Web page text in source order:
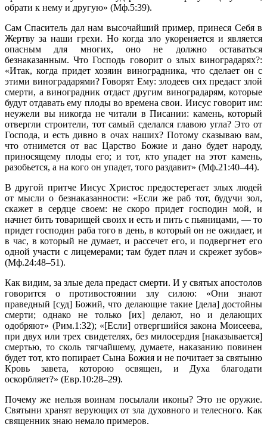
обрати к нему и другую» (Мф.5:39).
Сам Спаситель дал нам высочайший пример, принеся Себя в
Жертву за наши грехи. Но когда зло укореняется и является
опасным для многих, оно не должно оставаться
безнаказанным. Что Господь говорит о злых виноградарях?:
«Итак, когда придет хозяин виноградника, что сделает он с
этими виноградарями? Говорят Ему: злодеев сих предаст злой
смерти, а виноградник отдаст другим виноградарям, которые
будут отдавать ему плоды во времена свои. Иисус говорит им:
неужели вы никогда не читали в Писании: камень, который
отвергли строители, тот самый сделался главою угла? Это от
Господа, и есть дивно в очах наших? Потому сказываю вам,
что отнимется от вас Царство Божие и дано будет народу,
приносящему плоды его; и тот, кто упадет на этот камень,
разобьется, а на кого он упадет, того раздавит» (Мф.21:40–44).
В другой притче Иисус Христос предостерегает злых людей
от мысли о безнаказанности: «Если же раб тот, будучи зол,
скажет в сердце своем: не скоро придет господин мой, и
начнет бить товарищей своих и есть и пить с пьяницами, — то
придет господин раба того в день, в который он не ожидает, и
в час, в который не думает, и рассечет его, и подвергнет его
одной участи с лицемерами; там будет плач и скрежет зубов»
(Мф.24:48–51).
Как видим, за злые дела предаст смерти. И у святых апостолов
говорится о противостоянии злу силою: «Они знают
праведный [суд] Божий, что делающие такие [дела] достойны
смерти; однако не только [их] делают, но и делающих
одобряют» (Рим.1:32); «[Если] отвергшийся закона Моисеева,
при двух или трех свидетелях, без милосердия [наказывается]
смертью, то сколь тягчайшему, думаете, наказанию повинен
будет тот, кто попирает Сына Божия и не почитает за святыню
Кровь завета, которою освящен, и Духа благодати
оскорбляет?» (Евр.10:28–29).
Почему же нельзя воинам посылали иконы? Это не оружие.
Святыни хранят верующих от зла духовного и телесного. Как
священник знаю немало примеров.